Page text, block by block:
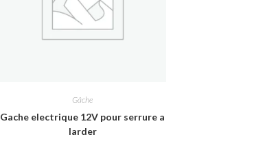
Gâche
Gache electrique 12V pour serrure a
larder